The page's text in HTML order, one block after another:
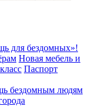
для бездомных»!
Новая мебель и
Паспорт
бездомным людям